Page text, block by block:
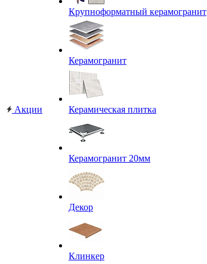
Акции
Крупноформатный керамогранит
Керамогранит
Керамическая плитка
Керамогранит 20мм
Декор
Клинкер